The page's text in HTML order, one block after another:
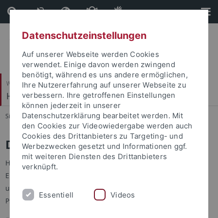
Direkt
zum
Inhalt
Direkt
zur
Fußleiste
Wirtschafts- und Sozialwissenschaftliche Fakultät
Hector-Institut für Empirische Bildungsforschung
Sie sind hier: Startseite ... Personen
Dr. Hannah Deininger
Hannah Deininger ist Postdoktorandin am Hector-Institut für
Empirische Bildungsforschung an der Universität Tübingen
und betreibt dort Forschung an der Schnittstelle zwischen
Psychologie und Informatik.
Datenschutzeinstellungen
Auf unserer Webseite werden Cookies
verwendet. Einige davon werden zwingend
benötigt, während es uns andere ermöglichen,
Ihre Nutzererfahrung auf unserer Webseite zu
verbessern. Ihre getroffenen Einstellungen
können jederzeit in unserer
Datenschutzerklärung bearbeitet werden. Mit
den Cookies zur Videowiedergabe werden auch
Cookies des Drittanbieters zu Targeting- und
Werbezwecken gesetzt und Informationen ggf.
mit weiteren Diensten des Drittanbieters
verknüpft.
Essentiell Videos